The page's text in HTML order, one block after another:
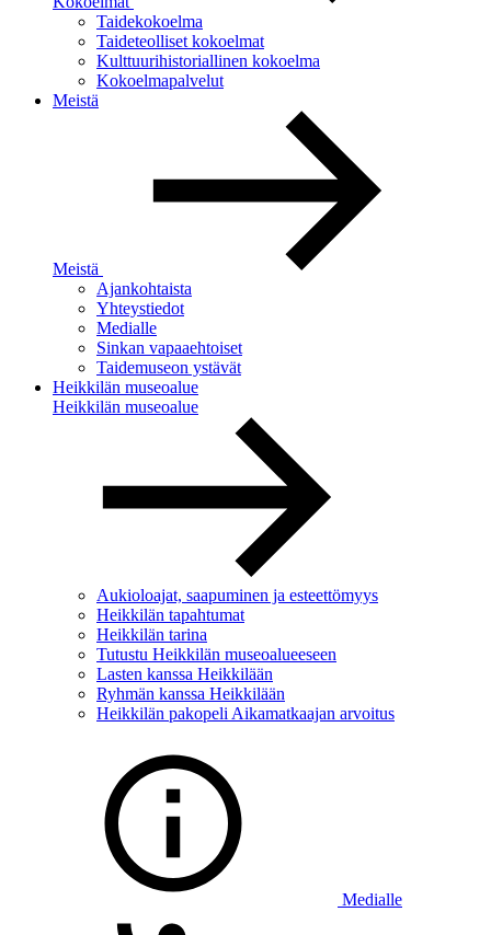
Taidekokoelma
Taideteolliset kokoelmat
Kulttuurihistoriallinen kokoelma
Kokoelmapalvelut
Meistä
Meistä
Ajankohtaista
Yhteystiedot
Medialle
Sinkan vapaaehtoiset
Taidemuseon ystävät
Heikkilän museoalue
Heikkilän museoalue
Aukioloajat, saapuminen ja esteettömyys
Heikkilän tapahtumat
Heikkilän tarina
Tutustu Heikkilän museoalueeseen
Lasten kanssa Heikkilään
Ryhmän kanssa Heikkilään
Heikkilän pakopeli Aikamatkaajan arvoitus
Medialle